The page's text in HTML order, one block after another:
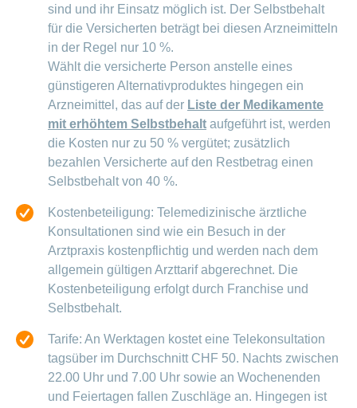
sind und ihr Einsatz möglich ist. Der Selbstbehalt
für die Versicherten beträgt bei diesen Arzneimitteln
in der Regel nur 10 %.
Wählt die versicherte Person anstelle eines
günstigeren Alternativproduktes hingegen ein
Arzneimittel, das auf der Liste der Medikamente
mit erhöhtem Selbstbehalt aufgeführt ist, werden
die Kosten nur zu 50 % vergütet; zusätzlich
bezahlen Versicherte auf den Restbetrag einen
Selbstbehalt von 40 %.
Kostenbeteiligung: Telemedizinische ärztliche
Konsultationen sind wie ein Besuch in der
Arztpraxis kostenpflichtig und werden nach dem
allgemein gültigen Arzttarif abgerechnet. Die
Kostenbeteiligung erfolgt durch Franchise und
Selbstbehalt.
Tarife: An Werktagen kostet eine Telekonsultation
tagsüber im Durchschnitt CHF 50. Nachts zwischen
22.00 Uhr und 7.00 Uhr sowie an Wochenenden
und Feiertagen fallen Zuschläge an. Hingegen ist